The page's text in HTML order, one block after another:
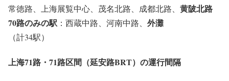
常徳路、上海展覧中心、茂名北路、成都北路、 黄陂北路
70路のみの駅 ：西蔵中路、河南中路、 外灘
（計34駅）
上海71路・71路区間（延安路BRT）の運行間隔